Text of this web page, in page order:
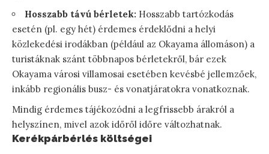
Hosszabb távú bérletek: Hosszabb tartózkodás
esetén (pl. egy hét) érdemes érdeklődni a helyi
közlekedési irodákban (például az Okayama állomáson) a
turistáknak szánt többnapos bérletekről, bár ezek
Okayama városi villamosai esetében kevésbé jellemzőek,
inkább regionális busz- és vonatjáratokra vonatkoznak.
Mindig érdemes tájékozódni a legfrissebb árakról a
helyszínen, mivel azok időről időre változhatnak.
Kerékpárbérlés költségei